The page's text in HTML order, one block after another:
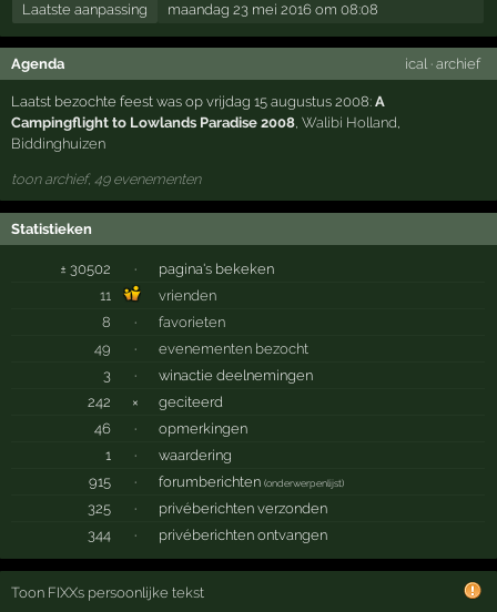
Laatste aanpassing
maandag 23 mei 2016 om 08:08
Agenda ical· archief
Laatst bezochte feest was op vrijdag 15 augustus 2008:A
Campingflight to Lowlands Paradise 2008,Walibi Holland,
Biddinghuizen
toon archief, 49 evenementen
Statistieken
± 30502 ·
pagina's bekeken
11
vrienden
8
·
favorieten
49
·
evenementen bezocht
3
·
winactie deelnemingen
242
×
geciteerd
46
·
opmerkingen
1
·
waardering
915
· forumberichten(onderwerpenlijst)
325 ·
privéberichten verzonden
344
· privéberichten ontvangen
Toon FIXXs persoonlijke tekst